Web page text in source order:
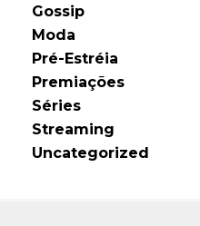
Gossip
Moda
Pré-Estréia
Premiações
Séries
Streaming
Uncategorized